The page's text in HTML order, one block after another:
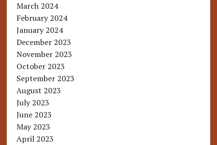
March 2024
February 2024
January 2024
December 2023
November 2023
October 2023
September 2023
August 2023
July 2023
June 2023
May 2023
April 2023